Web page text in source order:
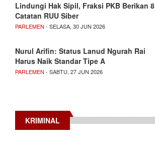
Lindungi Hak Sipil, Fraksi PKB Berikan 8
Catatan RUU Siber
PARLEMEN - SELASA, 30 JUN 2026
Nurul Arifin: Status Lanud Ngurah Rai
Harus Naik Standar Tipe A
PARLEMEN - SABTU, 27 JUN 2026
KRIMINAL